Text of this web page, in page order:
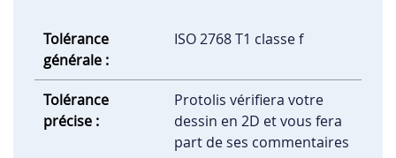
Tolérance
générale :
ISO 2768 T1 classe f
Tolérance
précise :
Protolis vérifiera votre
dessin en 2D et vous fera
part de ses commentaires